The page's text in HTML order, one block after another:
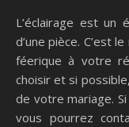
L’éclairage est un
d’une pièce. C’est
féerique à votre
choisir et si
de votre mariage.
vous pourrez